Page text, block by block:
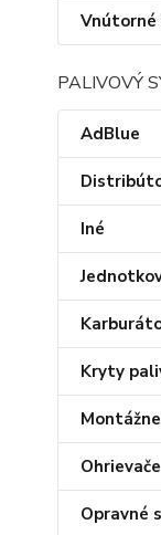
PALIVOVÝ
AdBlue
Iné
Kryty
Ohrievače
Opravné